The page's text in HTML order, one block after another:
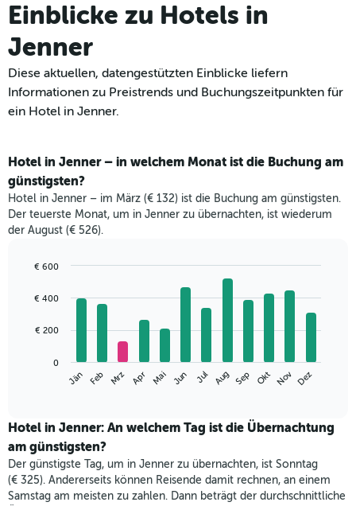
Einblicke zu Hotels in
Jenner
Diese aktuellen, datengestützten Einblicke liefern
Informationen zu Preistrends und Buchungszeitpunkten für
ein Hotel in Jenner.
Hotel in Jenner – in welchem Monat ist die Buchung am
günstigsten?
Hotel in Jenner – im März (€ 132) ist die Buchung am günstigsten.
Der teuerste Monat, um in Jenner zu übernachten, ist wiederum
der August (€ 526).
chart
bars.
folgende
den
durchschnittlichen
Zimmerpreis
im
jeweiligen
Monat
graphic.
Jän Feb Mrz Apr Mai Jun Jul Aug Sep Okt Nov Dez
0
€ 200
€ 400
€ 600
Hotel in Jenner: An welchem Tag ist die Übernachtung
am günstigsten?
Der günstigste Tag, um in Jenner zu übernachten, ist Sonntag
(€ 325). Andererseits können Reisende damit rechnen, an einem
Samstag am meisten zu zahlen. Dann beträgt der durchschnittliche